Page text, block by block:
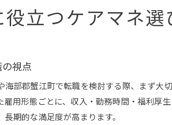
一宮市や蟹江町で注目の求人情報を
一宮市で人気の求人介護支援専
ケアマネ 派遣 会社利用のメリ
ケア 人材 バンク 料金を比較す
働き方の違いが光る介護支援専門員
立つケアマネ選
視点
部郡蟹江町で転職を検討する際、まず大
用形態ごとに、収入・勤務時間・福利厚
期的な満足度が高まります。